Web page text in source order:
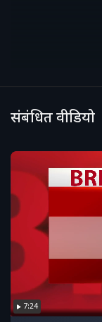
संबंधित वीडियो
7:24